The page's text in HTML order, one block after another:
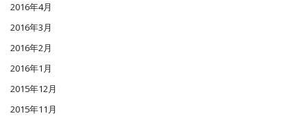
2016年4月
2016年3月
2016年2月
2016年1月
2015年12月
2015年11月